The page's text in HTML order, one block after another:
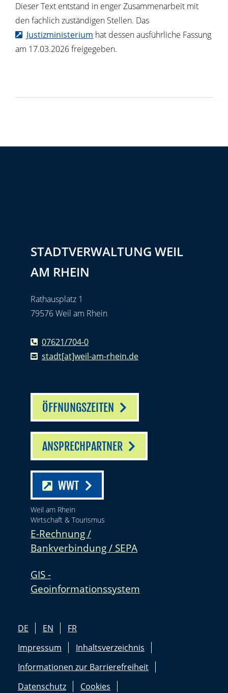
Dieser Text entstand in enger Zusammenarbeit mit
den fachlich zuständigen Stellen. Das
Justizministerium hat dessen ausführliche Fassung
am 17.03.2026 freigegeben.
STADTVERWALTUNG WEIL
AM RHEIN
Rathausplatz 1
79576 Weil am Rhein
07621/704-0
stadt[at]weil-am-rhein.de
ÖFFNUNGSZEITEN
ANSPRECHPARTNER
WWT
Weil am Rhein
Wirtschaft & Tourismus
E-Rechnung /
Bankverbindung / SEPA
GIS -
Geoinformationssystem
DE EN
FR
Impressum
Inhaltsverzeichnis
Informationen zur Barrierefreiheit
Datenschutz
Cookies